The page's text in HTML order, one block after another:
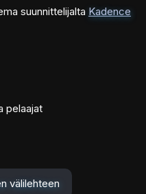
suunnittelijalta Kadence
pelaajat
välilehteen